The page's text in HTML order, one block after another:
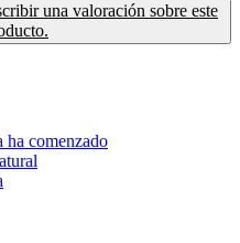
una valoración sobre este
ha comenzado